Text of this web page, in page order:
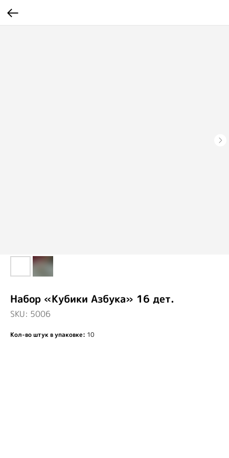
Набор «Кубики Азбука» 16 дет.
SKU: 5006
Кол-во штук в упаковке: 10